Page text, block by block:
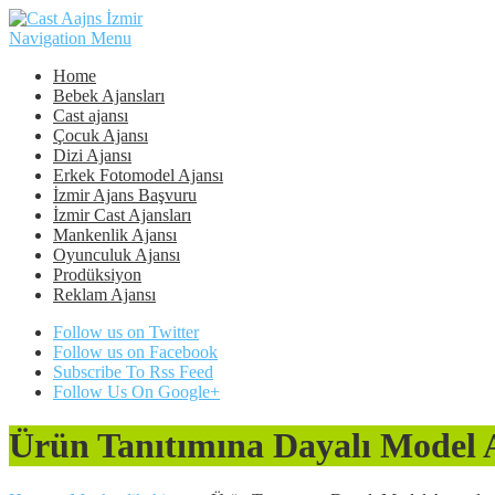
Navigation Menu
Home
Bebek Ajansları
Cast ajansı
Çocuk Ajansı
Dizi Ajansı
Erkek Fotomodel Ajansı
İzmir Ajans Başvuru
İzmir Cast Ajansları
Mankenlik Ajansı
Oyunculuk Ajansı
Prodüksiyon
Reklam Ajansı
Follow us on Twitter
Follow us on Facebook
Subscribe To Rss Feed
Follow Us On Google+
Ürün Tanıtımına Dayalı Model